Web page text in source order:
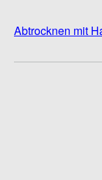
Abtrocknen mit